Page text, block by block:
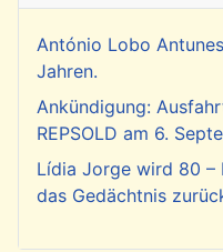
António Lobo
Jahren.
Ankündigung:
REPSOLD am 6.
Lídia Jorge wird 80 –
das Gedächtnis